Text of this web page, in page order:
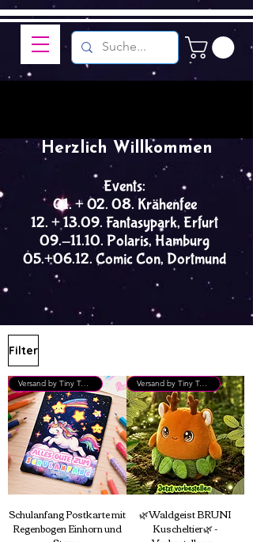
Events:
01. + 02. 08. Krähenfee
12. + 13.09. Fantasypark, Erfurt
09.-11.10. Polaris, Hamburg
05.+06.12. Comic Con, Dortmund
Herzlich Willkommen
Entdecke hier alle neuen Produkte
im Shop. Klicke auf den Filter, um
nach Kategorien zu sortieren.
Filter
Versand by Tiny Tami
Schulanfang Postkarte mit
Regenbogen Einhorn und
Versand by Tiny Tami
🌿Waldgeist BRUNI
Kuscheltier🌿 -